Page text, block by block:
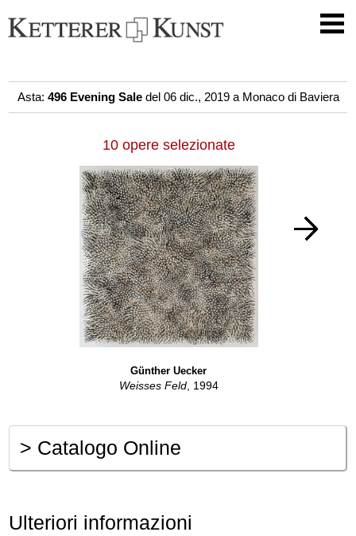
Asta: 496 Evening Saledel 06 dic., 2019 a Monaco di Baviera
10 opere selezionate
Günther Uecker
Weisses Feld, 1994
> Catalogo Online
Ulteriori informazioni